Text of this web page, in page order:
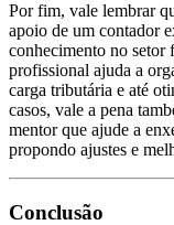
Por fim, vale lembrar
apoio de um contador
conhecimento no setor
profissional ajuda a
carga tributária e até
casos, vale a pena
mentor que ajude a
propondo ajustes e
Conclusão